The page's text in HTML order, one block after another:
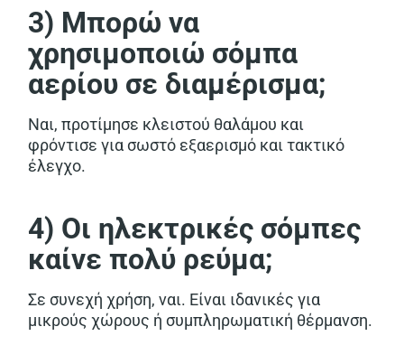
3) Μπορώ να
χρησιμοποιώ σόμπα
αερίου σε διαμέρισμα;
Ναι, προτίμησε κλειστού θαλάμου και
φρόντισε για σωστό εξαερισμό και τακτικό
έλεγχο.
4) Οι ηλεκτρικές σόμπες
καίνε πολύ ρεύμα;
Σε συνεχή χρήση, ναι. Είναι ιδανικές για
μικρούς χώρους ή συμπληρωματική θέρμανση.